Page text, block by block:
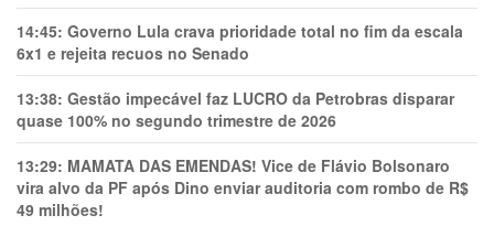
14:45: Governo Lula crava prioridade total no fim da escala
6x1 e rejeita recuos no Senado
13:38: Gestão impecável faz LUCRO da Petrobras disparar
quase 100% no segundo trimestre de 2026
13:29: MAMATA DAS EMENDAS! Vice de Flávio Bolsonaro
vira alvo da PF após Dino enviar auditoria com rombo de R$
49 milhões!